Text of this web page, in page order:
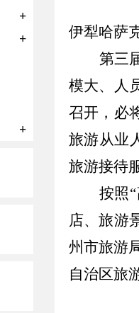
+
+
+
伊犁哈萨
第三
模大、人
召开，必
旅游从业
旅游接待
按照
店、旅游
州市旅游
自治区旅